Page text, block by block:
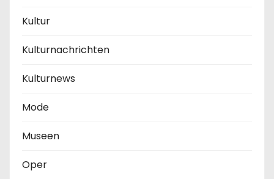
Kultur
Kulturnachrichten
Kulturnews
Mode
Museen
Oper